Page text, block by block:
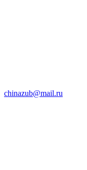
chinazub@mail.ru